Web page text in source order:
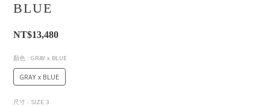
BLUE
NT$13,480
顏色 : GRAY x BLUE
GRAY x BLUE
尺寸 : SIZE 3